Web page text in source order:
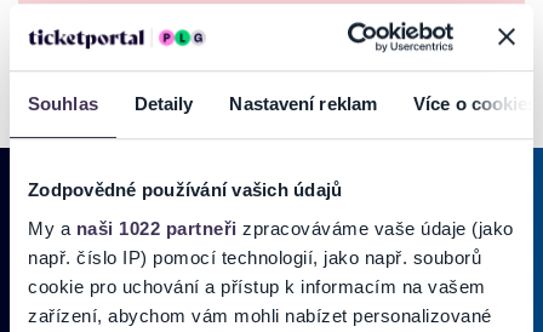
Souhlas Detaily Nastavení reklam Více o cookies
Zodpovědné používání vašich údajů
My a naši 1022 partneři zpracováváme vaše údaje (jako
např. číslo IP) pomocí technologií, jako např. souborů
cookie pro uchování a přístup k informacím na vašem
zařízení, abychom vám mohli nabízet personalizované
PRIHLÁSIŤ SA KODBERU NOVINIEK
Pridajte sa do zoznamu odberateľov a doručte si najnovšie špeciálne